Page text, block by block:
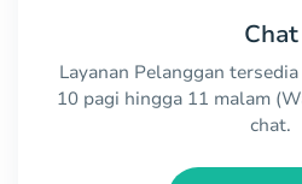
Chat
Layanan Pelanggan
10 pagi hingga 11 malam
chat.